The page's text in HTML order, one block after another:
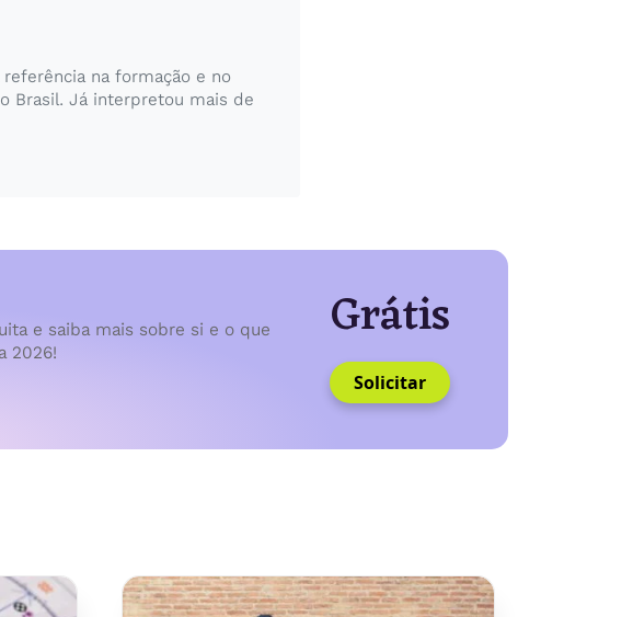
na formação e no
Brasil. Já interpretou mais de
e saiba mais sobre si e o que
2026!
Grátis
Solicitar